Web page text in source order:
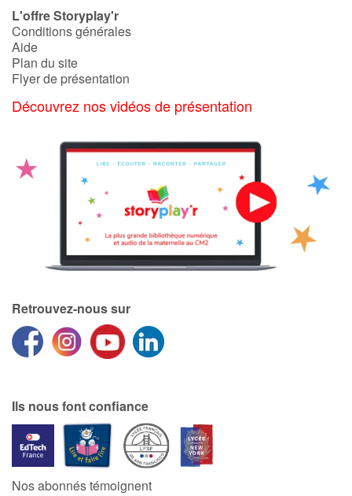
Autour du monde
Apprentissage
Art, espace, activité
En famille
Quotidien et loisirs
Amour et amitié
Sujets de société
Formats et illustrations
Catalogue anglais
L'offre Storyplay'r
Conditions générales
Aide
Plan du site
Flyer de présentation
Découvrez nos vidéos de présentation
Retrouvez-nous sur
Ils nous font confiance
Nos abonnés témoignent